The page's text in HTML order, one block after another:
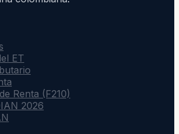
ET
Renta (F210)
2026